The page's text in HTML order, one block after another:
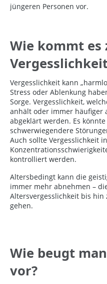
jüngeren Personen vor.
Wie kommt es
Vergesslichkeit kann
Stress oder Ablenkung
Sorge. Vergesslichkeit,
anhält oder immer häufiger
abgeklärt werden. Es
schwerwiegendere
Auch sollte Vergesslichkeit
kontrolliert werden.
Altersbedingt kann die
immer mehr abnehmen –
Altersvergesslichkeit bis
gehen.
Wie beugt
vor?